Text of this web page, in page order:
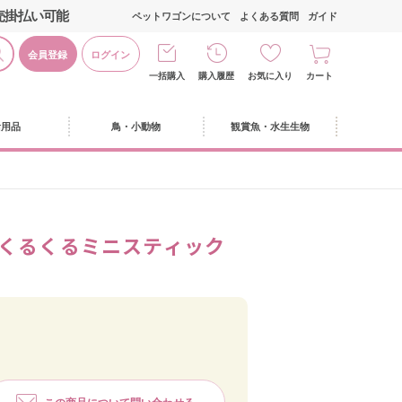
掛払い可能
会員登録 ログイン
ペットワゴンについて よくある質問 ガイド
一括購入 購入履歴 お気に入り カート
品 鳥・小動物 観賞魚・水生生物
るくるミニスティック